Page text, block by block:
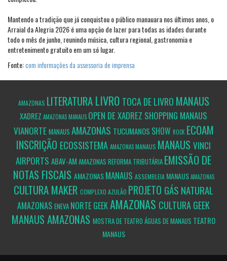
Mantendo a tradição que já conquistou o público manauara nos últimos anos, o
Arraial da Alegria 2026 é uma opção de lazer para todas as idades durante
todo o mês de junho, reunindo música, cultura regional, gastronomia e
entretenimento gratuito em um só lugar.
Fonte:com informações da assessoria de imprensa
AMAZONAS LITERATURALIVRO TOCA DE LIVRO MANAUS
XADREZ AMAZONASMANAUS OPEN DE XADREZ SHOPPING MANAUS
VIANORTE MANAUS AMAZONAS TUCUMANOS SHOW ROCK ECOAM
INSCRIÇÃO ECOSSISTEMA AMAZONASMANAUS MANAUS VINCI
AIRPORTS ABAV-AM AMAZONAS REFORMA TRIBUTÁRIA EMISSÃO DE
NOTAS FISCAIS AMAZONASMANAUS ASSEMBLEIA MANAUSAMAZONAS
CULTURA MAKER COMPLEXO AZULÃO PROJETO GÁS NATURAL
AMAZONAS ENEVA NORTE GEEKAMAZONAS CULTURA GEEK
MANAUS AMAZONAS MOSTRA DE TEATRO ÁGUAS DE MANAUS TEATRO
MANAUS